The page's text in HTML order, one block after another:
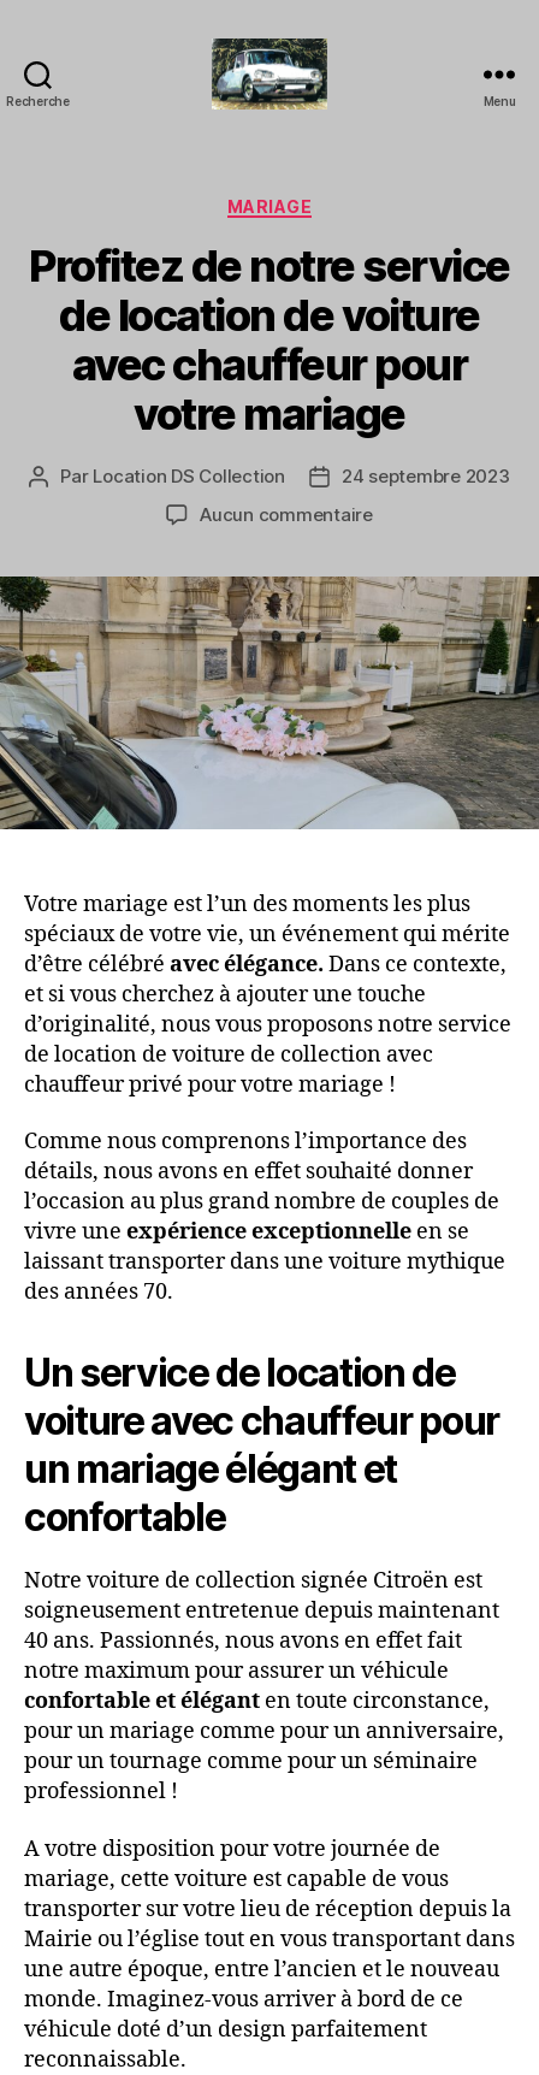
Recherche
-
avec
chauffeur
pour
Evénements
Menu
Catégories
MARIAGE
Profitez de notre service
de location de voiture
avec chauffeur pour
votre mariage
Auteur
Par Location DS Collection
Date
de
24 septembre 2023
Aucun commentairesur
notre
service
de
location
de
voiture
avec
chauffeur
votre
Votre mariage est l’un des moments les plus
spéciaux de votre vie, un événement qui mérite
d’être célébré avec élégance. Dans ce contexte,
et si vous cherchez à ajouter une touche
d’originalité, nous vous proposons notre service
de location de voiture de collection avec
chauffeur privé pour votre mariage !
Comme nous comprenons l’importance des
détails, nous avons en effet souhaité donner
l’occasion au plus grand nombre de couples de
vivre une expérience exceptionnelle en se
laissant transporter dans une voiture mythique
des années 70.
Un service de location de
voiture avec chauffeur pour
un mariage élégant et
confortable
Notre voiture de collection signée Citroën est
soigneusement entretenue depuis maintenant
40 ans. Passionnés, nous avons en effet fait
notre maximum pour assurer un véhicule
confortable et élégant en toute circonstance,
pour un mariage comme pour un anniversaire,
pour un tournage comme pour un séminaire
professionnel !
A votre disposition pour votre journée de
mariage, cette voiture est capable de vous
transporter sur votre lieu de réception depuis la
Mairie ou l’église tout en vous transportant dans
une autre époque, entre l’ancien et le nouveau
monde. Imaginez-vous arriver à bord de ce
véhicule doté d’un design parfaitement
reconnaissable.